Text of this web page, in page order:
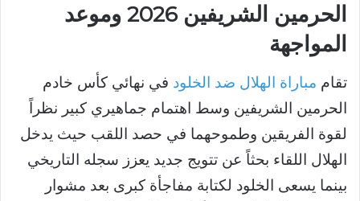
الحرمين الشريفين 2026 وموعد
المواجهة
تقام مباراة الهلال ضد الخلود في نهائي كأس خادم
الحرمين الشريفين وسط اهتمام جماهيري كبير نظراً
لقوة الفريقين وطموحهما في حصد اللقب حيث يدخل
الهلال اللقاء بحثاً عن تتويج جديد يعزز سجله التاريخي
بينما يسعى الخلود لكتابة مفاجأة كبرى بعد مشوار